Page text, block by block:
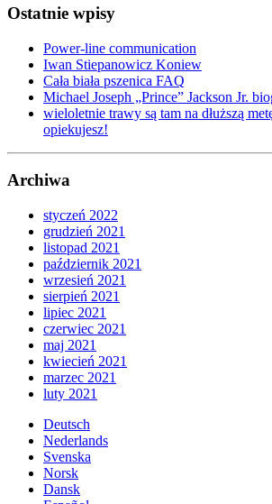
Ostatnie wpisy
Power-line communication
Iwan Stiepanowicz Koniew
Cała biała pszenica FAQ
Michael Joseph „Prince” Jackson Jr.
wieloletnie trawy są tam na dłuższą
opiekujesz!
Archiwa
styczeń 2022
grudzień 2021
listopad 2021
październik 2021
wrzesień 2021
sierpień 2021
lipiec 2021
czerwiec 2021
maj 2021
kwiecień 2021
marzec 2021
luty 2021
Deutsch
Nederlands
Svenska
Norsk
Dansk